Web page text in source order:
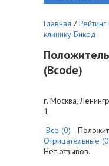
Главная / Рейтинг
клинику Бикод
(Bcode)
г. Москва,
1
Все (0)
Отрицательные
Нет отзывов.